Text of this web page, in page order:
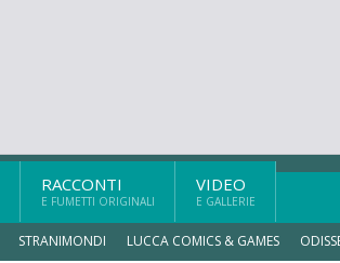
RACCONTI
E FUMETTI ORIGINALI
VIDEO
E GALLERIE
STRANIMONDI LUCCA COMICS & GAMES